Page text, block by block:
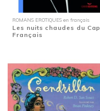
ROMANS EROTIQUES en français
Les nuits chaudes du Cap
Français